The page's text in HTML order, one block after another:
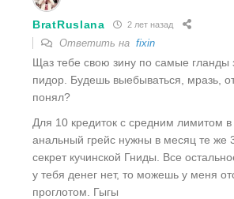
BratRuslana 2 лет назад
Ответить на fixin
Щаз тебе свою зину по самые гланды
пидор. Будешь выебываться, мразь,
понял?
Для 10 кредиток с средним лимитом
анальный грейс нужны в месяц те же
секрет кучинской Гниды. Все
у тебя денег нет, то можешь у меня
проглотом. Гыгы